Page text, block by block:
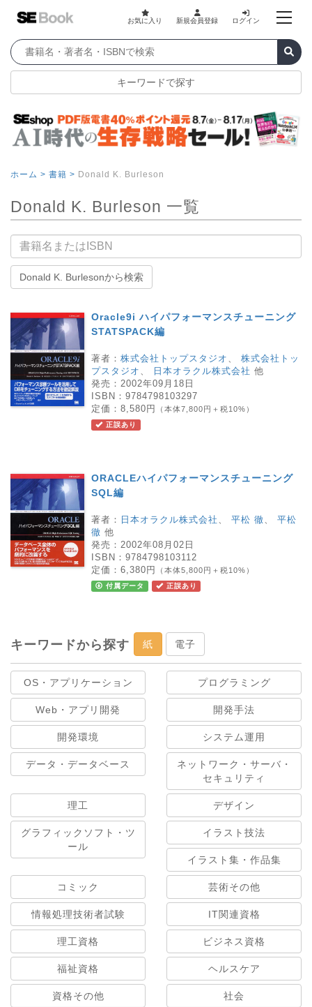
お気に入り 新規会員登録 ログイン
キーワードで探す
ホーム > 書籍 > Donald K. Burleson
Donald K. Burleson 一覧
書籍名
Donald K. Burlesonから検索
Oracle9i ハイパフォーマンスチューニング
STATSPACK編
著者： 株式会社トップスタジオ
株式会社トッ
プスタジオ
日本オラクル株式会社 他
発売： 2002年09月18日
ISBN： 9784798103297
定価： 8,580円 （本体7,800円＋税10%）
正誤あり
ORACLEハイパフォーマンスチューニング
SQL編
著者： 日本オラクル株式会社 平松 徹
平松
徹 他
発売： 2002年08月02日
ISBN： 9784798103112
定価： 6,380円 （本体5,800円＋税10%）
付属データ 正誤あり
キーワードから探す 紙 電子
OS・アプリケーション プログラミング
Web・アプリ開発 開発手法
開発環境 システム運用
データ・データベース
ネットワーク・サーバ・
セキュリティ
理工 デザイン
グラフィックソフト・ツ
ール
イラスト技法
イラスト集・作品集
コミック 芸術その他
情報処理技術者試験 IT関連資格
理工資格 ビジネス資格
福祉資格 ヘルスケア
資格その他 社会